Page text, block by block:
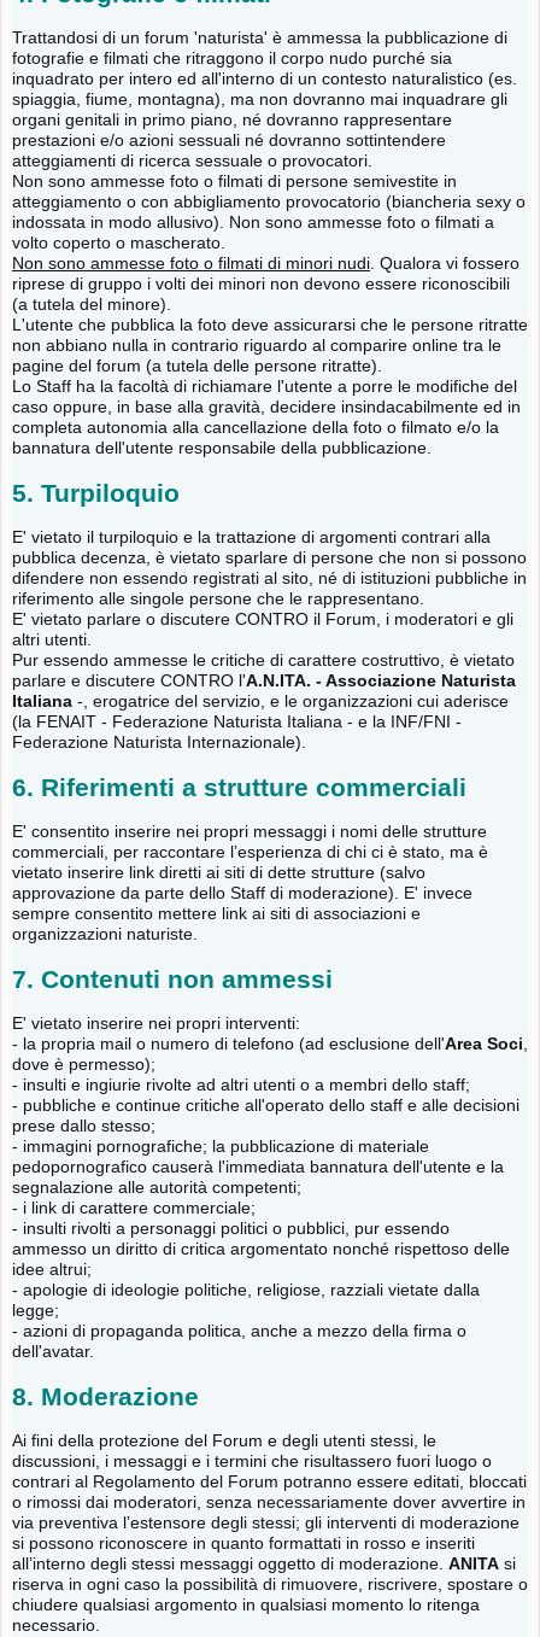
Trattandosi di un forum 'naturista' è ammessa la pubblicazione di
fotografie e filmati che ritraggono il corpo nudo purché sia
inquadrato per intero ed all'interno di un contesto naturalistico (es.
spiaggia, fiume, montagna), ma non dovranno mai inquadrare gli
organi genitali in primo piano, né dovranno rappresentare
prestazioni e/o azioni sessuali né dovranno sottintendere
atteggiamenti di ricerca sessuale o provocatori.
Non sono ammesse foto o filmati di persone semivestite in
atteggiamento o con abbigliamento provocatorio (biancheria sexy o
indossata in modo allusivo). Non sono ammesse foto o filmati a
volto coperto o mascherato.
Non sono ammesse foto o filmati di minori nudi. Qualora vi fossero
riprese di gruppo i volti dei minori non devono essere riconoscibili
(a tutela del minore).
L'utente che pubblica la foto deve assicurarsi che le persone ritratte
non abbiano nulla in contrario riguardo al comparire online tra le
pagine del forum (a tutela delle persone ritratte).
Lo Staff ha la facoltà di richiamare l'utente a porre le modifiche del
caso oppure, in base alla gravità, decidere insindacabilmente ed in
completa autonomia alla cancellazione della foto o filmato e/o la
bannatura dell'utente responsabile della pubblicazione.
5. Turpiloquio
E' vietato il turpiloquio e la trattazione di argomenti contrari alla
pubblica decenza, è vietato sparlare di persone che non si possono
difendere non essendo registrati al sito, né di istituzioni pubbliche in
riferimento alle singole persone che le rappresentano.
E' vietato parlare o discutere CONTRO il Forum, i moderatori e gli
altri utenti.
Pur essendo ammesse le critiche di carattere costruttivo, è vietato
parlare e discutere CONTRO l'A.N.ITA. - Associazione Naturista
Italiana -, erogatrice del servizio, e le organizzazioni cui aderisce
(la FENAIT - Federazione Naturista Italiana - e la INF/FNI -
Federazione Naturista Internazionale).
6. Riferimenti a strutture commerciali
E' consentito inserire nei propri messaggi i nomi delle strutture
commerciali, per raccontare l’esperienza di chi ci è stato, ma è
vietato inserire link diretti ai siti di dette strutture (salvo
approvazione da parte dello Staff di moderazione). E' invece
sempre consentito mettere link ai siti di associazioni e
organizzazioni naturiste.
7. Contenuti non ammessi
E' vietato inserire nei propri interventi:
- la propria mail o numero di telefono (ad esclusione dell'Area Soci,
dove è permesso);
- insulti e ingiurie rivolte ad altri utenti o a membri dello staff;
- pubbliche e continue critiche all'operato dello staff e alle decisioni
prese dallo stesso;
- immagini pornografiche; la pubblicazione di materiale
pedopornografico causerà l'immediata bannatura dell'utente e la
segnalazione alle autorità competenti;
- i link di carattere commerciale;
- insulti rivolti a personaggi politici o pubblici, pur essendo
ammesso un diritto di critica argomentato nonché rispettoso delle
idee altrui;
- apologie di ideologie politiche, religiose, razziali vietate dalla
legge;
- azioni di propaganda politica, anche a mezzo della firma o
dell'avatar.
8. Moderazione
Ai fini della protezione del Forum e degli utenti stessi, le
discussioni, i messaggi e i termini che risultassero fuori luogo o
contrari al Regolamento del Forum potranno essere editati, bloccati
o rimossi dai moderatori, senza necessariamente dover avvertire in
via preventiva l’estensore degli stessi; gli interventi di moderazione
si possono riconoscere in quanto formattati in rosso e inseriti
all’interno degli stessi messaggi oggetto di moderazione. ANITA si
riserva in ogni caso la possibilità di rimuovere, riscrivere, spostare o
chiudere qualsiasi argomento in qualsiasi momento lo ritenga
necessario.